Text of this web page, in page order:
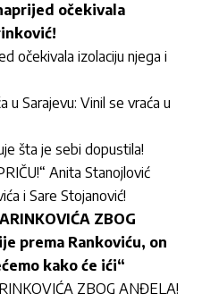
očekivala
očekivala izolaciju njega i
u Sarajevu: Vinil se vraća u
šta je sebi dopustila!
Anita Stanojlović
i Sare Stojanović!
ZBOG
prema Rankoviću, on
kako će ići“
ZBOG ANĐELA!